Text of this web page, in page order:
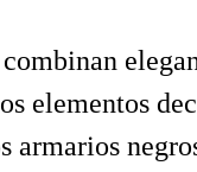
elementos